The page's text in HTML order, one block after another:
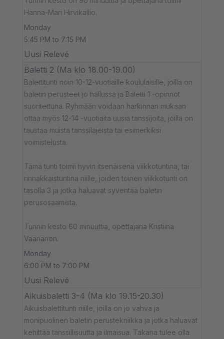
Hanna-Mari Hirvikallio.
Monday
5:45 PM to 7:15 PM
Uusi Relevé
Baletti 2 (Ma klo 18.00-19.00)
Balettitunti noin 10-12-vuotiaille koululaisille, joilla on
baletin perusteet jo hallussa ja Baletti 1 -opinnot
suoritettuna. Ryhmään voidaan harkinnan mukaan
ottaa myös 12-14 -vuotiaita uusia tanssijoita, joilla on
taustaa muista tanssilajeista tai esimerkiksi
voimistelusta.
Tämä tunti toimii hyvin itsenäisenä viikkotuntina, tai
rinnakkaistuntina niille, joiden toinen viikkotunti on
tasolla 3 ja jotka haluavat syventää baletin
perusosaamista.
Tunnin kesto 60 minuuttia, opettajana Kristiina
Väänänen.
Monday
6:00 PM to 7:00 PM
Uusi Relevé
Aikuisbaletti 3-4 (Ma klo 19.15-20.30)
Aikuisbalettitunti niille, joilla on jo vahva ja
monipuolinen baletin perustekniikka ja jotka haluavat
kehittää tanssillisuutta ja ilmaisua. Takana tulee olla